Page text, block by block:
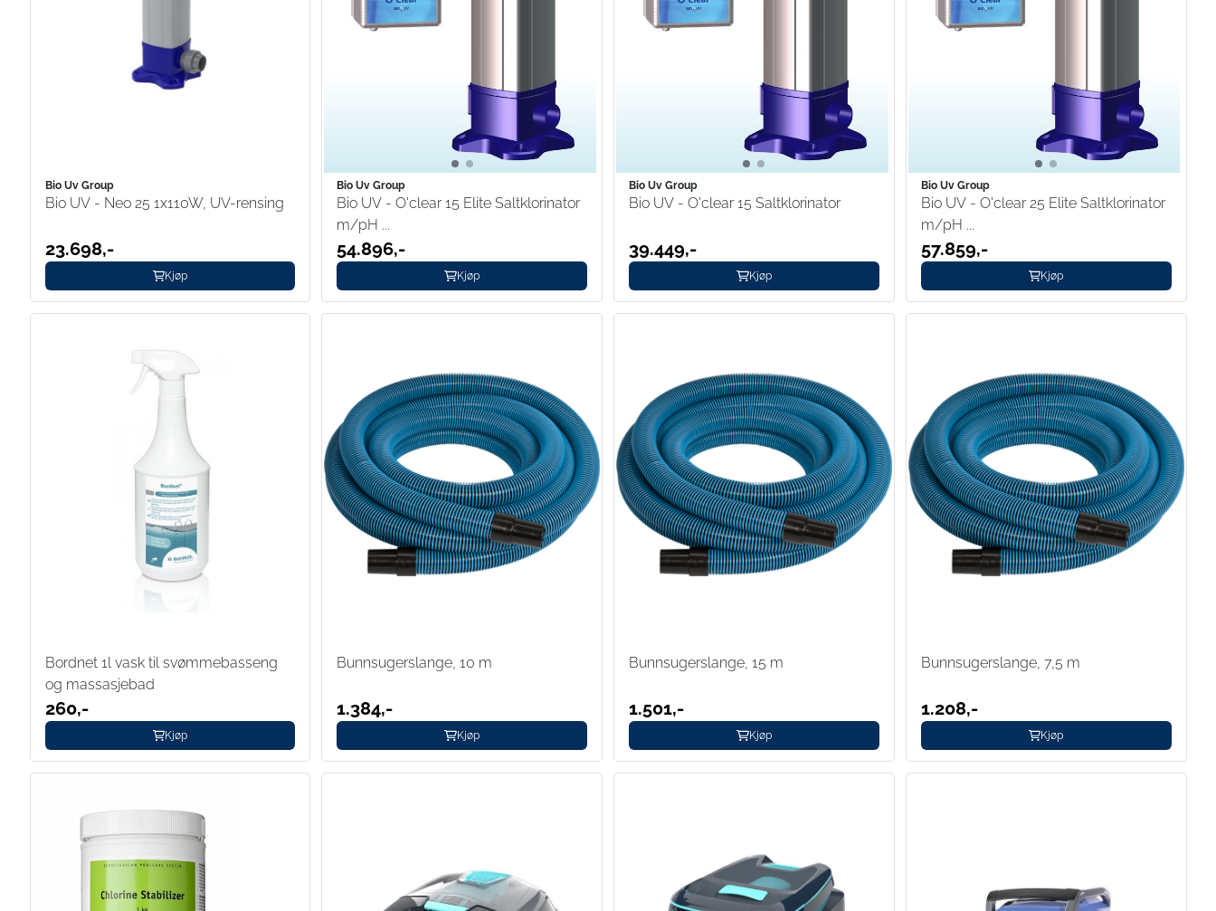
Bio Uv Group
Bio UV - Neo 25 1x110W, UV-rensing
23.698,-
Kjøp
Bio Uv Group
Bio UV - O'clear 15 Elite Saltklorinator
m/pH ...
54.896,-
Kjøp
Bio Uv Group
Bio UV - O'clear 15 Saltklorinator
39.449,-
Kjøp
Bio Uv Group
Bio UV - O'clear 25 Elite Saltklorinator
m/pH ...
57.859,-
Kjøp
Bordnet 1l vask til svømmebasseng
og massasjebad
260,-
Kjøp
Bunnsugerslange, 10 m
1.384,-
Kjøp
Bunnsugerslange, 15 m
1.501,-
Kjøp
Bunnsugerslange, 7,5 m
1.208,-
Kjøp